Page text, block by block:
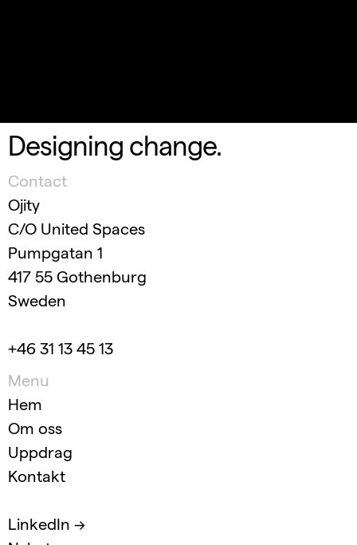
Designing change.
Contact
Ojity
C/O United Spaces
Pumpgatan 1
417 55 Gothenburg
Sweden
+46 31 13 45 13
Menu
Hem
Om oss
Uppdrag
Kontakt
LinkedIn →